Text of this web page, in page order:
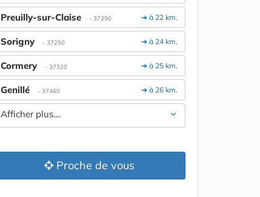
➔ à 22 km.
Preuilly-sur-Claise - 37290
➔ à 24 km.
Sorigny - 37250
➔ à 25 km.
Cormery - 37320
➔ à 26 km.
Genillé - 37460
Afficher plus....
Proche de vous